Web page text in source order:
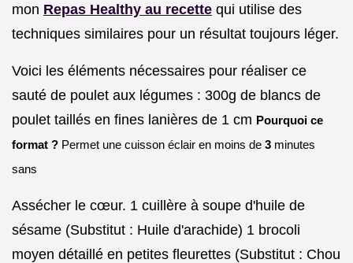
mon Repas Healthy au recette qui utilise des
techniques similaires pour un résultat toujours léger.
Voici les éléments nécessaires pour réaliser ce
sauté de poulet aux légumes : 300g de blancs de
poulet taillés en fines lanières de 1 cm Pourquoi ce
format ? Permet une cuisson éclair en moins de 3 minutes
sans
Assécher le cœur. 1 cuillère à soupe d'huile de
sésame (Substitut : Huile d'arachide) 1 brocoli
moyen détaillé en petites fleurettes (Substitut : Chou